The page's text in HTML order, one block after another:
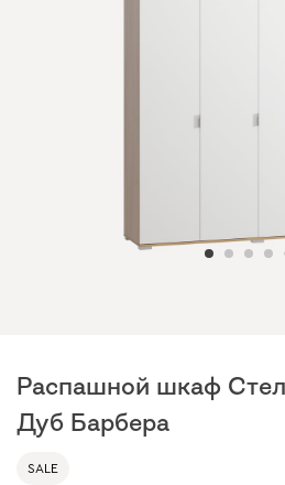
Распашной шкаф
Дуб Барбера
SALE